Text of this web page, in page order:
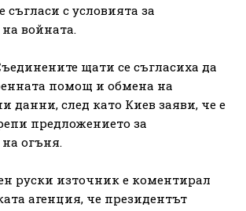
съгласи с условията за
войната.
щати се съгласиха да
помощ и обмена на
данни, след като Киев заяви, че е
предложението за
огъня.
руски източник е коментирал
агенция, че президентът